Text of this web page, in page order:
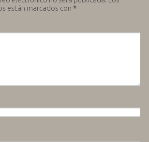
están marcados con *